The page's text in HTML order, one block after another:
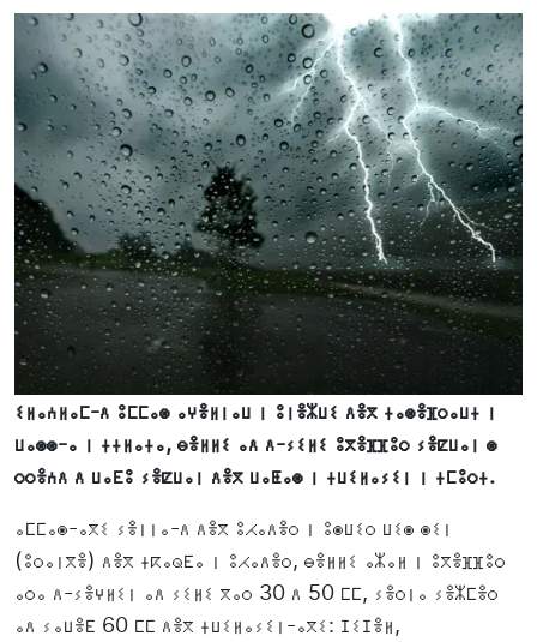
ⵉⵍⴰⵄⵍⴰⵎ-ⴷ ⵓⵎⵎⴰⵙ ⴰⵖⴻⵍⵏⴰⵡ ⵏ ⵓⵏⴻⵣⵡⵉ ⴷⴻⴳ ⵜⴰⵙⴻⴼⵔⴰⵡⵜ ⵏ
ⵡⴰⵙⵙ-ⴰ ⵏ ⵜⵜⵍⴰⵜⴰ, ⴱⴻⵍⵍⵉ ⴰⴷ ⴷ-ⵢⵉⵍⵉ ⵓⴳⴻⴼⴼⵓⵔ ⵢⴻⵇⵡⴰⵏ ⵙ
ⵔⵔⴻⵄⴷ ⴷ ⵡⴰⴹⵓ ⵢⴻⵇⵡⴰⵏ ⴷⴻⴳ ⵡⴰⵟⴰⵙ ⵏ ⵜⵡⵉⵍⴰⵢⵉⵏ ⵏ ⵜⵎⵓⵔⵜ.
ⴰⵎⵎⴰⵙ-ⴰⴳⵉ ⵢⴻⵏⵏⴰ-ⴷ ⴷⴻⴳ ⵓⵃⴰⴷⴻⵔ ⵏ ⵓⵙⵡⵉⵔ ⵡⵉⵙ ⵙⵉⵏ
(ⵓⵔⴰⵏⴳⴻ) ⴷⴻⴳ ⵜⴽⴰⵕⴹⴰ ⵏ ⵓⵃⴰⴷⴻⵔ, ⴱⴻⵍⵍⵉ ⴰⵣⴰⵍ ⵏ ⵓⴳⴻⴼⴼⵓⵔ
ⴰⵔⴰ ⴷ-ⵢⴻⵖⵍⵉⵏ ⴰⴷ ⵢⵉⵍⵉ ⴳⴰⵔ 30 ⴷ 50 ⵎⵎ, ⵢⴻⵔⵏⴰ ⵢⴻⵣⵎⴻⵔ
ⴰⴷ ⵢⴰⵡⴻⴹ 60 ⵎⵎ ⴷⴻⴳ ⵜⵡⵉⵍⴰⵢⵉⵏ-ⴰⴳⵉ: ⵊⵉⵊⴻⵍ,